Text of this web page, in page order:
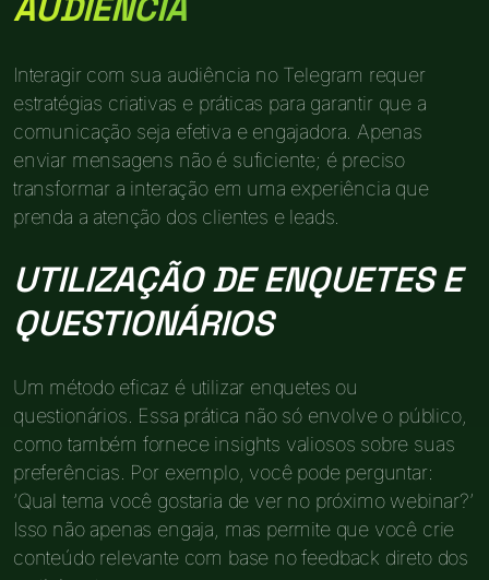
Interagir com sua audiência no Telegram requer
estratégias criativas e práticas para garantir que a
comunicação seja efetiva e engajadora. Apenas
enviar mensagens não é suficiente; é preciso
transformar a interação em uma experiência que
prenda a atenção dos clientes e leads.
UTILIZAÇÃO DE ENQUETES E
QUESTIONÁRIOS
Um método eficaz é utilizar enquetes ou
questionários. Essa prática não só envolve o público,
como também fornece insights valiosos sobre suas
preferências. Por exemplo, você pode perguntar:
‘Qual tema você gostaria de ver no próximo webinar?’
Isso não apenas engaja, mas permite que você crie
conteúdo relevante com base no feedback direto dos